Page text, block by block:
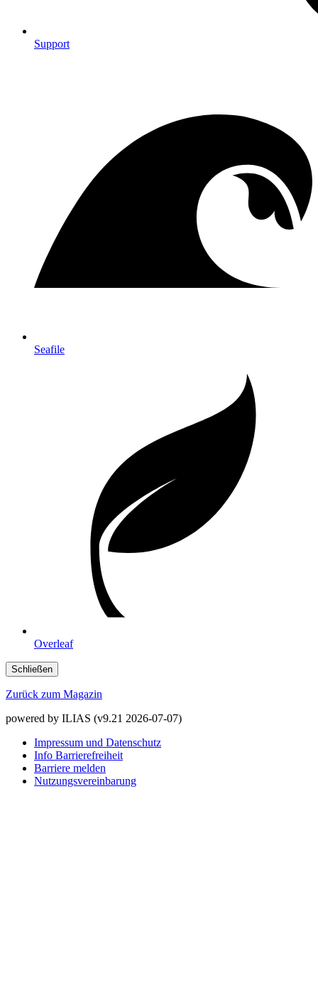
Support
Seafile
Overleaf
Schließen
Zurück zum Magazin
powered by ILIAS (v9.21 2026-07-07)
Impressum und Datenschutz
Info Barrierefreiheit
Barriere melden
Nutzungsvereinbarung